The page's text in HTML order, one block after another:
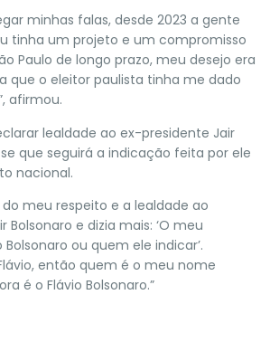
minhas falas, desde 2023 a gente
tinha um projeto e um compromisso
Paulo de longo prazo, meu desejo era
que o eleitor paulista tinha me dado
afirmou.
lealdade ao ex-presidente Jair
que seguirá a indicação feita por ele
nacional.
do meu respeito e a lealdade ao
Bolsonaro e dizia mais: ‘O meu
ou quem ele indicar’.
então quem é o meu nome
é o Flávio Bolsonaro.”